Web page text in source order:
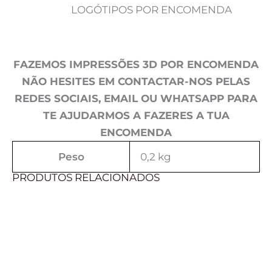
LOGÓTIPOS POR ENCOMENDA
FAZEMOS IMPRESSÕES 3D POR ENCOMENDA
NÃO HESITES EM CONTACTAR-NOS PELAS
REDES SOCIAIS, EMAIL OU WHATSAPP PARA
TE AJUDARMOS A FAZERES A TUA
ENCOMENDA
Peso
0,2 kg
PRODUTOS RELACIONADOS